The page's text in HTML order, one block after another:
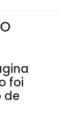
foi
de